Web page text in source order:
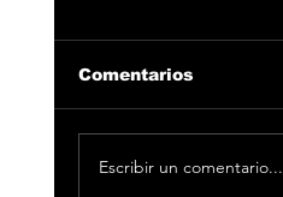
Comentarios
Escribir un comentario...